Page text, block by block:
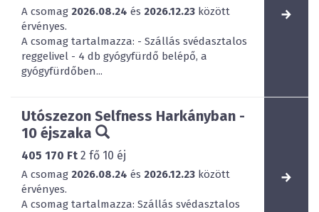
A csomag 2026.08.24 és 2026.12.23 között
érvényes.
A csomag tartalmazza: - Szállás svédasztalos
reggelivel - 4 db gyógyfürdő belépő, a
gyógyfürdőben...
Utószezon Selfness Harkányban -
10 éjszaka
405 170 Ft 2 fő 10 éj
A csomag 2026.08.24 és 2026.12.23 között
érvényes.
A csomag tartalmazza: Szállás svédasztalos